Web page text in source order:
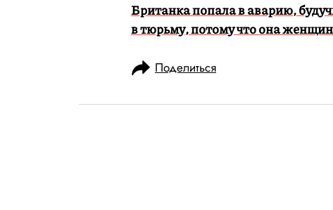
Британка попала в аварию,
в тюрьму, потому что она
Поделиться